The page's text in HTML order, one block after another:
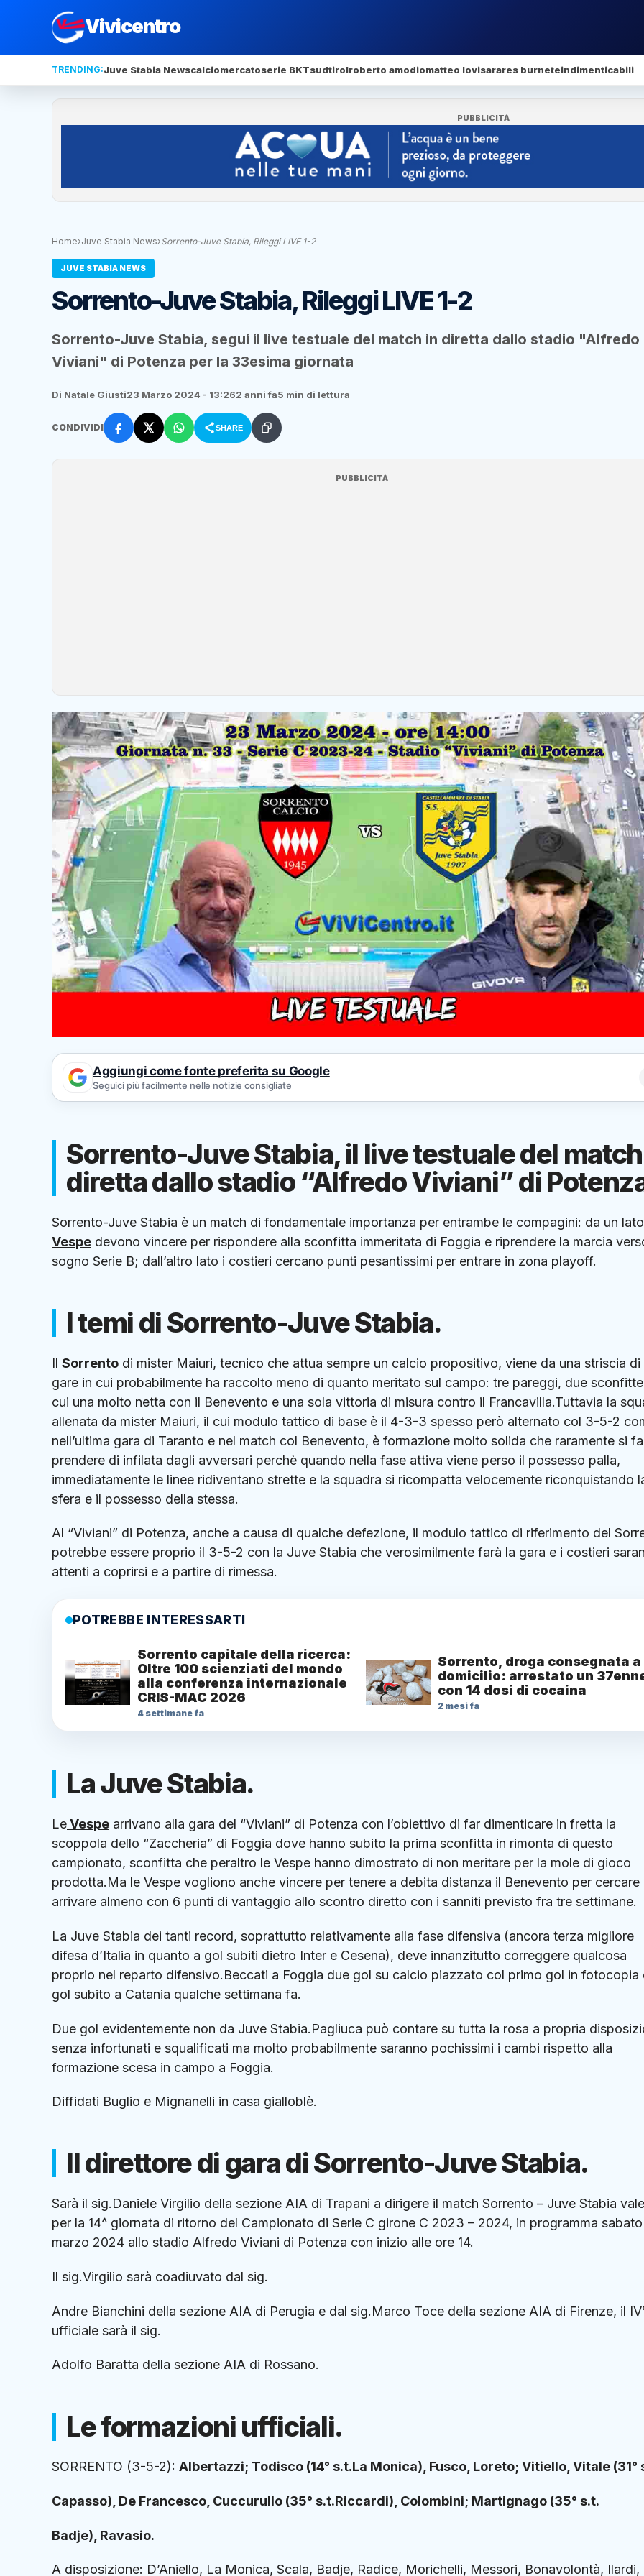
Vivicentro
TRENDING:Juve Stabia Newscalciomercatoserie BKTsudtirolroberto amodiomatteo lovisarares burneteindimenticabili
PUBBLICITÀ
Home›Juve Stabia News›Sorrento-Juve Stabia, Rileggi LIVE 1-2
JUVE STABIA NEWS
Sorrento-Juve Stabia, Rileggi LIVE 1-2
Sorrento-Juve Stabia, segui il live testuale del match in diretta dallo stadio "Alfredo
Viviani" di Potenza per la 33esima giornata
Di Natale Giusti23 Marzo 2024 - 13:262 anni fa5 min di lettura
CONDIVIDI SHARE
PUBBLICITÀ
Aggiungi come fonte preferita su Google
Seguici più facilmente nelle notizie consigliate
Sorrento-Juve Stabia, il live testuale del
diretta dallo stadio “Alfredo Viviani” di
Sorrento-Juve Stabia è un match di fondamentale importanza per entrambe le compagini: da un
Vespe devono vincere per rispondere alla sconfitta immeritata di Foggia e riprendere la marcia
sogno Serie B; dall’altro lato i costieri cercano punti pesantissimi per entrare in zona playoff.
I temi di Sorrento-Juve Stabia.
Il Sorrento di mister Maiuri, tecnico che attua sempre un calcio propositivo, viene da una striscia di
gare in cui probabilmente ha raccolto meno di quanto meritato sul campo: tre pareggi, due
cui una molto netta con il Benevento e una sola vittoria di misura contro il Francavilla.Tuttavia la
allenata da mister Maiuri, il cui modulo tattico di base è il 4-3-3 spesso però alternato col 3-5-2
nell’ultima gara di Taranto e nel match col Benevento, è formazione molto solida che raramente si fa
prendere di infilata dagli avversari perchè quando nella fase attiva viene perso il possesso palla,
immediatamente le linee ridiventano strette e la squadra si ricompatta velocemente riconquistando
sfera e il possesso della stessa.
Al “Viviani” di Potenza, anche a causa di qualche defezione, il modulo tattico di riferimento del
potrebbe essere proprio il 3-5-2 con la Juve Stabia che verosimilmente farà la gara e i costieri
attenti a coprirsi e a partire di rimessa.
POTREBBE INTERESSARTI
Sorrento capitale della ricerca:
Oltre 100 scienziati del mondo
alla conferenza internazionale
CRIS-MAC 2026
4 settimane fa
Sorrento, droga consegnata a
domicilio: arrestato un
con 14 dosi di cocaina
2 mesi fa
La Juve Stabia.
LeVespe arrivano alla gara del “Viviani” di Potenza con l’obiettivo di far dimenticare in fretta la
scoppola dello “Zaccheria” di Foggia dove hanno subito la prima sconfitta in rimonta di questo
campionato, sconfitta che peraltro le Vespe hanno dimostrato di non meritare per la mole di gioco
prodotta.Ma le Vespe vogliono anche vincere per tenere a debita distanza il Benevento per cercare
arrivare almeno con 6 punti di vantaggio allo scontro diretto con i sanniti previsto fra tre settimane.
La Juve Stabia dei tanti record, soprattutto relativamente alla fase difensiva (ancora terza migliore
difesa d’Italia in quanto a gol subiti dietro Inter e Cesena), deve innanzitutto correggere qualcosa
proprio nel reparto difensivo.Beccati a Foggia due gol su calcio piazzato col primo gol in fotocopia
gol subito a Catania qualche settimana fa.
Due gol evidentemente non da Juve Stabia.Pagliuca può contare su tutta la rosa a propria
senza infortunati e squalificati ma molto probabilmente saranno pochissimi i cambi rispetto alla
formazione scesa in campo a Foggia.
Diffidati Buglio e Mignanelli in casa gialloblè.
Il direttore di gara di Sorrento-Juve Stabia.
Sarà il sig.Daniele Virgilio della sezione AIA di Trapani a dirigere il match Sorrento – Juve Stabia
per la 14^ giornata di ritorno del Campionato di Serie C girone C 2023 – 2024, in programma
marzo 2024 allo stadio Alfredo Viviani di Potenza con inizio alle ore 14.
Il sig.Virgilio sarà coadiuvato dal sig.
Andre Bianchini della sezione AIA di Perugia e dal sig.Marco Toce della sezione AIA di Firenze, il
ufficiale sarà il sig.
Adolfo Baratta della sezione AIA di Rossano.
Le formazioni ufficiali.
SORRENTO (3-5-2): Albertazzi; Todisco (14° s.t.La Monica), Fusco, Loreto; Vitiello, Vitale (31°
Capasso), De Francesco, Cuccurullo (35° s.t.Riccardi), Colombini; Martignago (35° s.t.
Badje), Ravasio.
A disposizione: D’Aniello, La Monica, Scala, Badje, Radice, Morichelli, Messori, Bonavolontà, Ilardi,